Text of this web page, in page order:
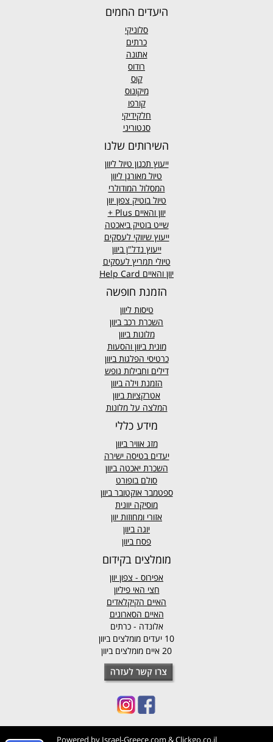
היעדים החמים
סלוניקי
כרתים
אתונה
רודוס
קוס
מיקונוס
קורפו
חלקידיקי
סנטוריני
השירותים שלנו
ייעוץ תכנון טיול ליוון
טיול מאורגן ליוון
המסלול המודולרי
טיול בוטיק צפון יוון
יוון והאיים Plus +
שייט בוטיק ביאכטה
ייעוץ שיווקי לעסקים
ייעוץ נדל"ן ביוון
טיולי תמריץ לעסקים
יוון והאיים Help Card
הזמנת חופשה
טיסות ליוון
השכרת רכב ביוון
מלונות ביוון
מונית ביוון והסעות
כרטיסי הפלגות ביוון
דילים וחבילות נופש
הזמנת וילה ביוון
אטרקציות ביוון
המלצה על מלונות
מידע כללי
מזג אווירביוון
יעדים בטיסה ישירה
השכרת יאכטה ביוון
סולם בופורט
ספטמבר אוקטובר ביוון
מוסיקה יוונית
אזורי ומחוזות יוון
יוגה ביוון
פסח ביוון
מומלצים בקידום
אפירוס - צפון יוון
חצי האי פיליון
האיים הקיקלאדים
האיים הסארונים
אלונדה - כרתים
10 יעדים מומלצים ביוון
20 איים מומלצים ביוון
Powered by Israel-Greece.com &Clickgo.co.il